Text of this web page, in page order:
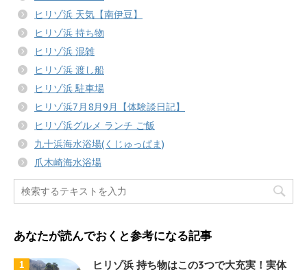
ヒリゾ浜 天気【南伊豆】
ヒリゾ浜 持ち物
ヒリゾ浜 混雑
ヒリゾ浜 渡し船
ヒリゾ浜 駐車場
ヒリゾ浜7月8月9月【体験談日記】
ヒリゾ浜グルメ ランチ ご飯
九十浜海水浴場(くじゅっぱま)
爪木崎海水浴場
あなたが読んでおくと参考になる記事
1
ヒリゾ浜 持ち物はこの3つで大充実！実体